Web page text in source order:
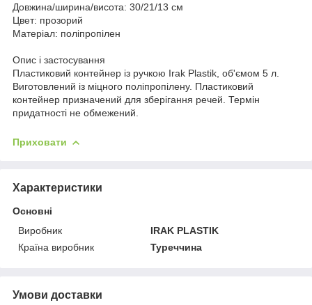
Довжина/ширина/висота: 30/21/13 cм
Цвет: прозорий
Матеріал: поліпропілен
Опис і застосування
Пластиковий контейнер із ручкою Irak Plastik, об'ємом 5 л.
Виготовлений із міцного поліпропілену. Пластиковий
контейнер призначений для зберігання речей. Термін
придатності не обмежений.
Приховати
Характеристики
Основні
Виробник
IRAK PLASTIK
Країна виробник
Туреччина
Умови доставки